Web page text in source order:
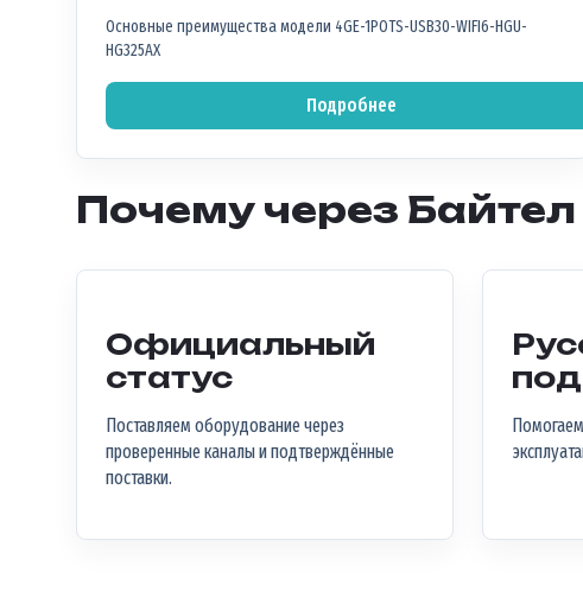
Основные преимущества модели 4GE-1POTS-USB30-WIFI6-HGU-
HG325AX
Подробнее
Почему через Байтел
Официальный
статус
Поставляем оборудование через
проверенные каналы и подтверждённые
поставки.